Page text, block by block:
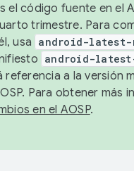
el código fuente en el
trimestre. Para
usa android-latest-
android-
referencia a la versión
Para obtener más
en el AOSP.